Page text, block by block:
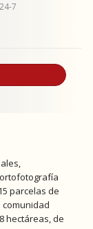
7
parcelas de
comunidad
hectáreas, de